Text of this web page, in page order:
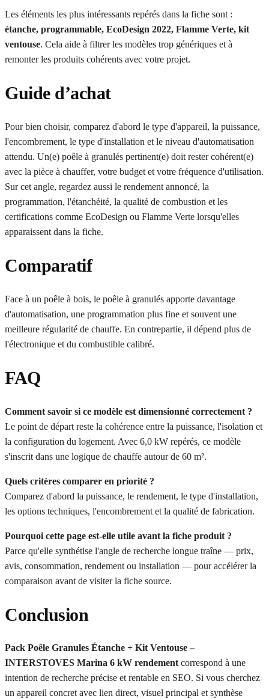
Les éléments les plus intéressants repérés dans la fiche sont :
étanche, programmable, EcoDesign 2022, Flamme Verte, kit
ventouse. Cela aide à filtrer les modèles trop génériques et à
remonter les produits cohérents avec votre projet.
Guide d’achat
Pour bien choisir, comparez d'abord le type d'appareil, la puissance,
l'encombrement, le type d'installation et le niveau d'automatisation
attendu. Un(e) poêle à granulés pertinent(e) doit rester cohérent(e)
avec la pièce à chauffer, votre budget et votre fréquence d'utilisation.
Sur cet angle, regardez aussi le rendement annoncé, la
programmation, l'étanchéité, la qualité de combustion et les
certifications comme EcoDesign ou Flamme Verte lorsqu'elles
apparaissent dans la fiche.
Comparatif
Face à un poêle à bois, le poêle à granulés apporte davantage
d'automatisation, une programmation plus fine et souvent une
meilleure régularité de chauffe. En contrepartie, il dépend plus de
l'électronique et du combustible calibré.
FAQ
Comment savoir si ce modèle est dimensionné correctement ?
Le point de départ reste la cohérence entre la puissance, l'isolation et
la configuration du logement. Avec 6,0 kW repérés, ce modèle
s'inscrit dans une logique de chauffe autour de 60 m².
Quels critères comparer en priorité ?
Comparez d'abord la puissance, le rendement, le type d'installation,
les options techniques, l'encombrement et la qualité de fabrication.
Pourquoi cette page est-elle utile avant la fiche produit ?
Parce qu'elle synthétise l'angle de recherche longue traîne — prix,
avis, consommation, rendement ou installation — pour accélérer la
comparaison avant de visiter la fiche source.
Conclusion
Pack Poêle Granules Étanche + Kit Ventouse –
INTERSTOVES Marina 6 kW rendementcorrespond à une
intention de recherche précise et rentable en SEO. Si vous cherchez
un appareil concret avec lien direct, visuel principal et synthèse